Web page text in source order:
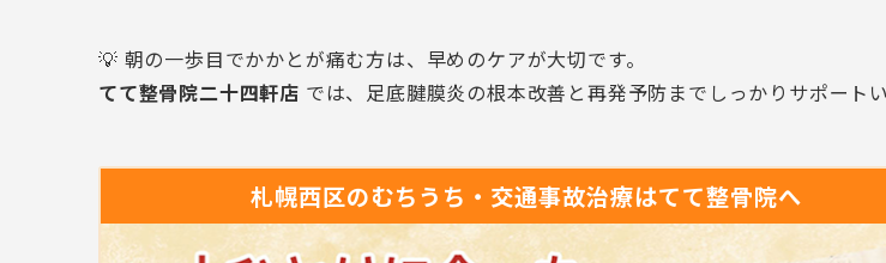
💡 朝の一歩目でかかとが痛む方は、早めのケアが大切です。
てて整骨院二十四軒店 では、足底腱膜炎の根本改善と再発予防までしっかりサポートい
札幌西区のむちうち・交通事故治療はてて整骨院へ